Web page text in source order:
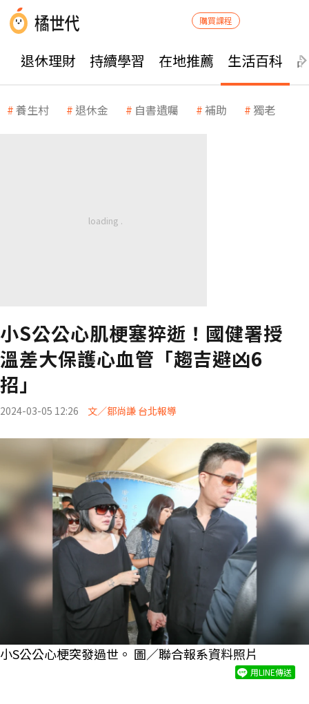
購買課程
退休理財 持續學習 在地推薦 生活百科
養生村 退休金 自書遺囑 補助 獨老
小S公公心肌梗塞猝逝！國健署授
溫差大保護心血管「趨吉避凶6
招」
2024-03-05 12:26 文／鄒尚謙 台北報導
小S公公心梗突發過世。 圖／聯合報系資料照片
用LINE傳送